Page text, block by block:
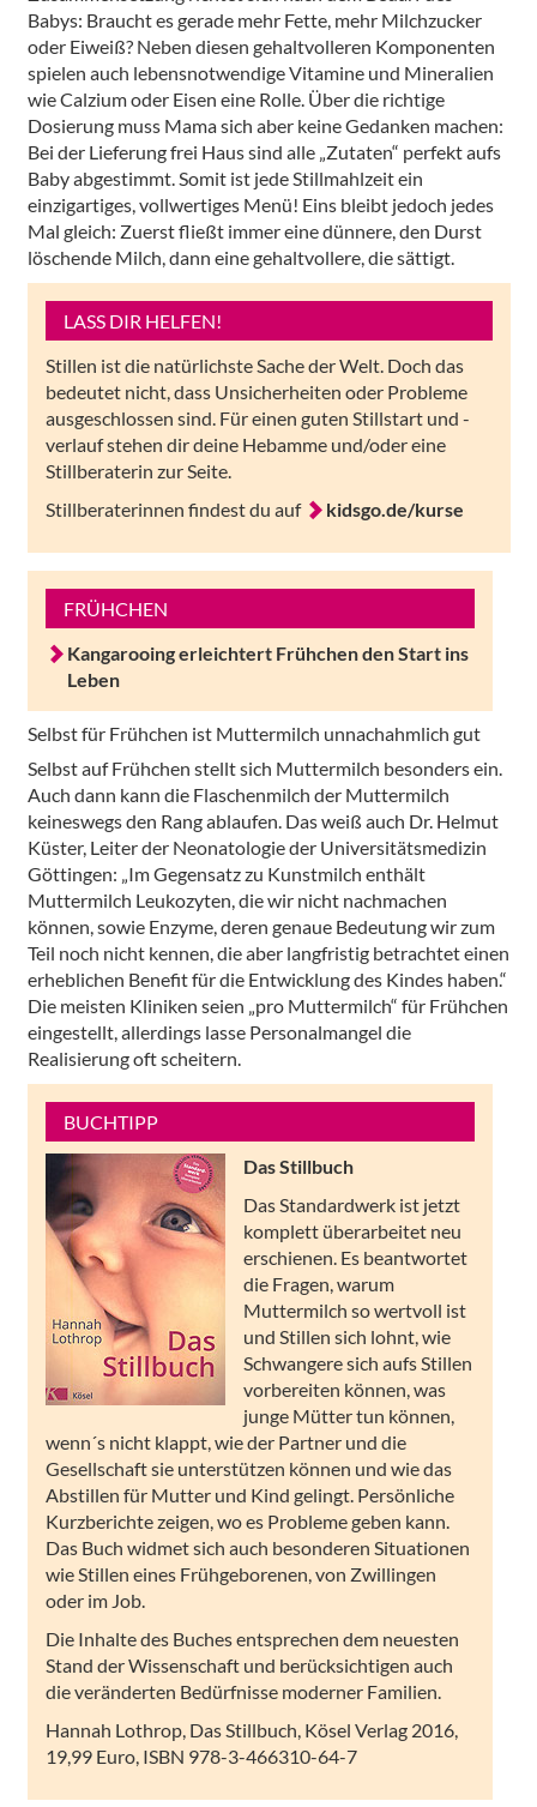
Babys: Braucht es gerade mehr Fette, mehr Milchzucker
oder Eiweiß? Neben diesen gehaltvolleren Komponenten
spielen auch lebensnotwendige Vitamine und Mineralien
wie Calzium oder Eisen eine Rolle. Über die richtige
Dosierung muss Mama sich aber keine Gedanken machen:
Bei der Lieferung frei Haus sind alle „Zutaten“ perfekt aufs
Baby abgestimmt. Somit ist jede Stillmahlzeit ein
einzigartiges, vollwertiges Menü! Eins bleibt jedoch jedes
Mal gleich: Zuerst fließt immer eine dünnere, den Durst
löschende Milch, dann eine gehaltvollere, die sättigt.
LASS DIR HELFEN!
Stillen ist die natürlichste Sache der Welt. Doch das
bedeutet nicht, dass Unsicherheiten oder Probleme
ausgeschlossen sind. Für einen guten Stillstart und -
verlauf stehen dir deine Hebamme und/oder eine
Stillberaterin zur Seite.
Stillberaterinnen findest du auf
kidsgo.de/kurse
FRÜHCHEN
Kangarooing erleichtert Frühchen den Start ins
Leben
Selbst für Frühchen ist Muttermilch unnachahmlich gut
Selbst auf Frühchen stellt sich Muttermilch besonders ein.
Auch dann kann die Flaschenmilch der Muttermilch
keineswegs den Rang ablaufen. Das weiß auch Dr. Helmut
Küster, Leiter der Neonatologie der Universitätsmedizin
Göttingen: „Im Gegensatz zu Kunstmilch enthält
Muttermilch Leukozyten, die wir nicht nachmachen
können, sowie Enzyme, deren genaue Bedeutung wir zum
Teil noch nicht kennen, die aber langfristig betrachtet einen
erheblichen Benefit für die Entwicklung des Kindes haben.“
Die meisten Kliniken seien „pro Muttermilch“ für Frühchen
eingestellt, allerdings lasse Personalmangel die
Realisierung oft scheitern.
BUCHTIPP
Das Stillbuch
Das Standardwerk ist jetzt
komplett überarbeitet neu
erschienen. Es beantwortet
die Fragen, warum
Muttermilch so wertvoll ist
und Stillen sich lohnt, wie
Schwangere sich aufs Stillen
vorbereiten können, was
junge Mütter tun können,
wenn´s nicht klappt, wie der Partner und die
Gesellschaft sie unterstützen können und wie das
Abstillen für Mutter und Kind gelingt. Persönliche
Kurzberichte zeigen, wo es Probleme geben kann.
Das Buch widmet sich auch besonderen Situationen
wie Stillen eines Frühgeborenen, von Zwillingen
oder im Job.
Die Inhalte des Buches entsprechen dem neuesten
Stand der Wissenschaft und berücksichtigen auch
die veränderten Bedürfnisse moderner Familien.
Hannah Lothrop, Das Stillbuch, Kösel Verlag 2016,
19,99 Euro, ISBN 978-3-466310-64-7